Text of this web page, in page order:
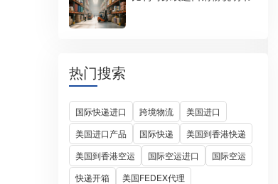
热门搜索
国际快递进口 跨境物流
美国进口
美国进口产品
国际快递
美国到香港快递
美国到香港空运
国际空运进口
国际空运
快递开箱
美国FEDEX代理